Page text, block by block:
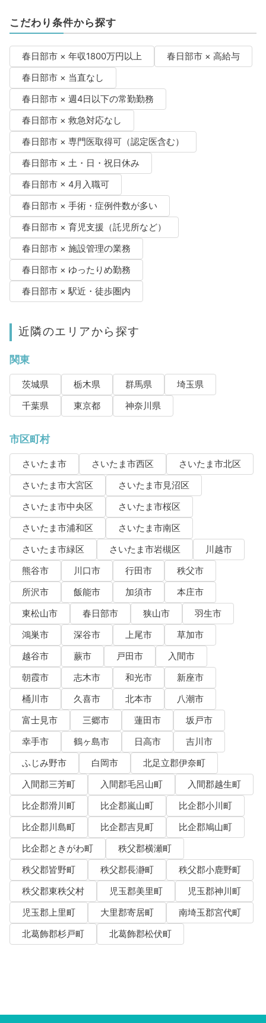
こだわり条件から探す
春日部市 × 年収1800万円以上
春日部市 × 高給与
春日部市 × 当直なし
春日部市 × 週4日以下の常勤勤務
春日部市 × 救急対応なし
春日部市 × 専門医取得可（認定医含む）
春日部市 × 土・日・祝日休み
春日部市 × 4月入職可
春日部市 × 手術・症例件数が多い
春日部市 × 育児支援（託児所など）
春日部市 × 施設管理の業務
春日部市 × ゆったりめ勤務
春日部市 × 駅近・徒歩圏内
近隣のエリアから探す
関東
茨城県 栃木県 群馬県
埼玉県
千葉県
東京都 神奈川県
市区町村
さいたま市 さいたま市西区
さいたま市北区
さいたま市大宮区
さいたま市見沼区
さいたま市中央区
さいたま市桜区
さいたま市浦和区
さいたま市南区
さいたま市緑区
さいたま市岩槻区
川越市
熊谷市
川口市 行田市
秩父市
所沢市
飯能市 加須市
本庄市
東松山市
春日部市 狭山市
羽生市
鴻巣市
深谷市 上尾市
草加市
越谷市
蕨市 戸田市
入間市
朝霞市
志木市 和光市
新座市
桶川市
久喜市 北本市
八潮市
富士見市
三郷市 蓮田市
坂戸市
幸手市
鶴ヶ島市 日高市
吉川市
ふじみ野市
白岡市
北足立郡伊奈町
入間郡三芳町
入間郡毛呂山町
入間郡越生町
比企郡滑川町
比企郡嵐山町
比企郡小川町
比企郡川島町
比企郡吉見町
比企郡鳩山町
比企郡ときがわ町
秩父郡横瀬町
秩父郡皆野町
秩父郡長瀞町
秩父郡小鹿野町
秩父郡東秩父村
児玉郡美里町
児玉郡神川町
児玉郡上里町
大里郡寄居町
南埼玉郡宮代町
北葛飾郡杉戸町
北葛飾郡松伏町